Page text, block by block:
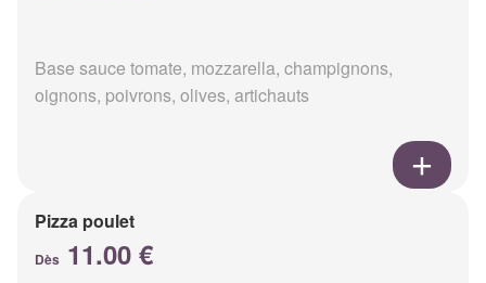
Base sauce tomate, mozzarella, champignons,
oignons, poivrons, olives, artichauts
Pizza poulet
Dès 11.00 €